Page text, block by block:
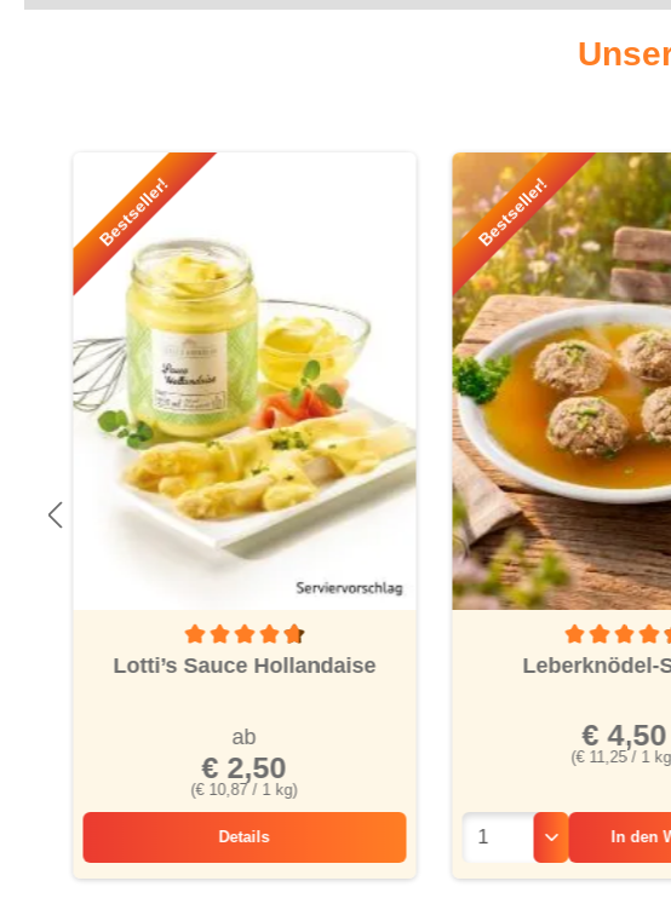
Produktgalerie überspringen
Bestseller!
Durchschnittliche Bewertung von 4.6 von 5 Sternen
Lotti’s Sauce Hollandaise
(€ 10,87 / 1 kg)
ab
€ 2,50
Details
Lotti’s Sauce Hollandaise
Bestseller!
Leberknödel-
(€ 11,25 / 1
€ 4,50
In den